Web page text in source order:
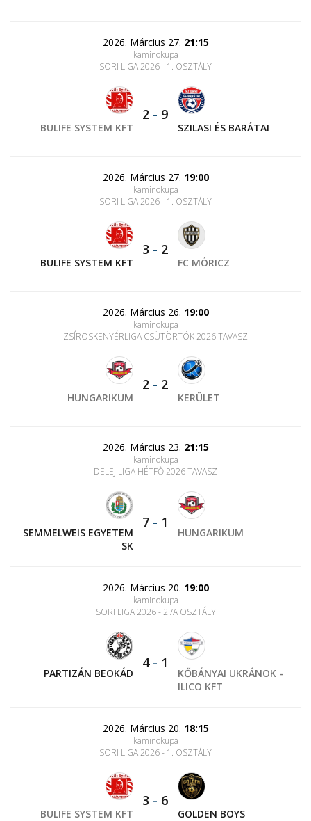
2026. Március 27. 21:15
kaminokupa
SORI LIGA 2026 - 1. OSZTÁLY
BULIFE SYSTEM KFT
2 - 9
SZILASI ÉS BARÁTAI
2026. Március 27. 19:00
kaminokupa
SORI LIGA 2026 - 1. OSZTÁLY
BULIFE SYSTEM KFT
3 - 2
FC MÓRICZ
2026. Március 26. 19:00
kaminokupa
ZSÍROSKENYÉRLIGA CSÜTÖRTÖK 2026 TAVASZ
HUNGARIKUM
2 - 2
KERÜLET
2026. Március 23. 21:15
kaminokupa
DELEJ LIGA HÉTFŐ 2026 TAVASZ
SEMMELWEIS EGYETEM
SK
7 - 1
HUNGARIKUM
2026. Március 20. 19:00
kaminokupa
SORI LIGA 2026 - 2./A OSZTÁLY
PARTIZÁN BEOKÁD
4- 1
KŐBÁNYAI UKRÁNOK -
ILICO KFT
2026. Március 20. 18:15
kaminokupa
SORI LIGA 2026 - 1. OSZTÁLY
BULIFE SYSTEM KFT
3 - 6
GOLDEN BOYS